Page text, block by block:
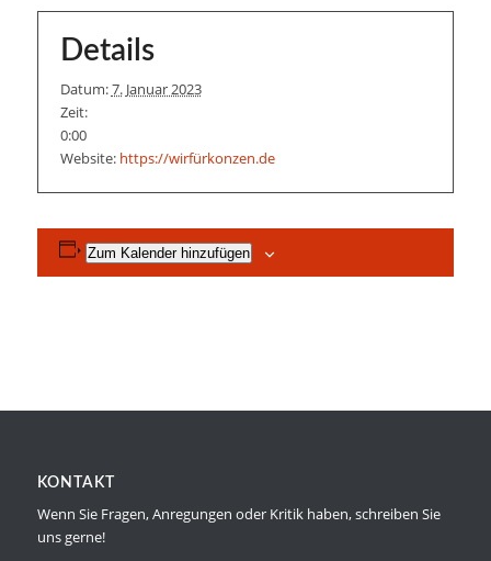
Details
Datum:7. Januar 2023
Zeit:
0:00
Website: https://wirfürkonzen.de
Zum Kalender hinzufügen
KONTAKT
Wenn Sie Fragen, Anregungen oder Kritik haben, schreiben Sie
uns gerne!